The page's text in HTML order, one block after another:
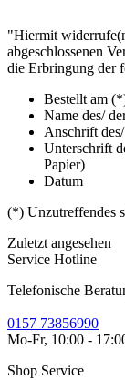
"Hiermit
abgeschlossenen
die Erbringung der
Bestellt am
Name des/
Anschrift
Unterschrift
Papier)
Datum
(*) Unzutreffendes
Zuletzt angesehen
Service Hotline
Telefonische
0157 73856990
Mo-Fr, 10:00 -
Shop Service